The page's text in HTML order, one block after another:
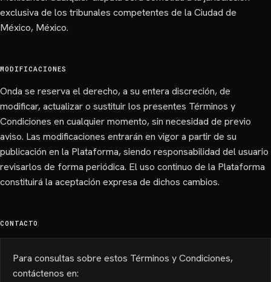
exclusiva de los tribunales competentes de la Ciudad de
México, México.
MODIFICACIONES
Onda se reserva el derecho, a su entera discreción, de
modificar, actualizar o sustituir los presentes Términos y
Condiciones en cualquier momento, sin necesidad de previo
aviso. Las modificaciones entrarán en vigor a partir de su
publicación en la Plataforma, siendo responsabilidad del usuario
revisarlos de forma periódica. El uso continuo de la Plataforma
constituirá la aceptación expresa de dichos cambios.
CONTACTO
Para consultas sobre estos Términos y Condiciones,
contáctenos en: